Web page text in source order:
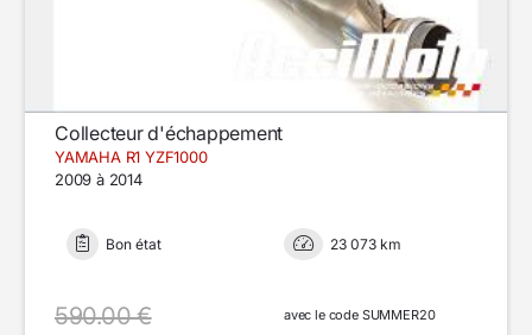
Collecteur d'échappement
YAMAHA R1 YZF1000
2009 à 2014
Bon état 23 073 km
590.00 €
avec le code SUMMER20